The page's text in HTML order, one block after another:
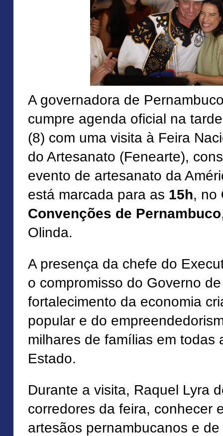
A governadora de
cumpre agenda oficial na
(8) com uma visita à Feira
do Artesanato (Fenearte),
evento de artesanato da
está marcada para as 15h, no
Convenções de Pernambuco
Olinda.
A presença da chefe do
o compromisso do Governo
fortalecimento da economia
popular e do
milhares de famílias em todas
Estado.
Durante a visita, Raquel Lyra
corredores da feira, conhecer
artesãos pernambucanos e